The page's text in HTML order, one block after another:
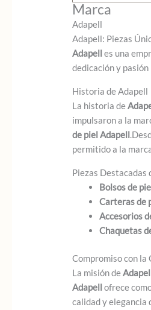
Marca
Adapell
Adapell: Piezas
Adapelles una
dedicación y
Historia de Adapell
La historia de
impulsaron a la
de piel Adapell
permitido a la
Piezas Destacadas
Bolsos de
Carteras de
Accesorios
Chaquetas
Compromiso con la
La misión de
Adapellofrece
calidad y elegancia